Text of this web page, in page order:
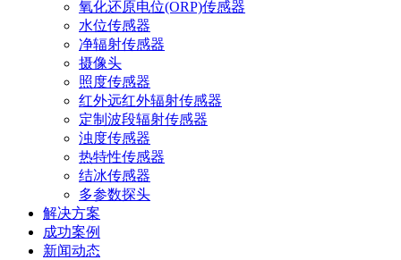
氧化还原电位(ORP)传感器
水位传感器
净辐射传感器
摄像头
照度传感器
红外远红外辐射传感器
定制波段辐射传感器
浊度传感器
热特性传感器
结冰传感器
多参数探头
解决方案
成功案例
新闻动态